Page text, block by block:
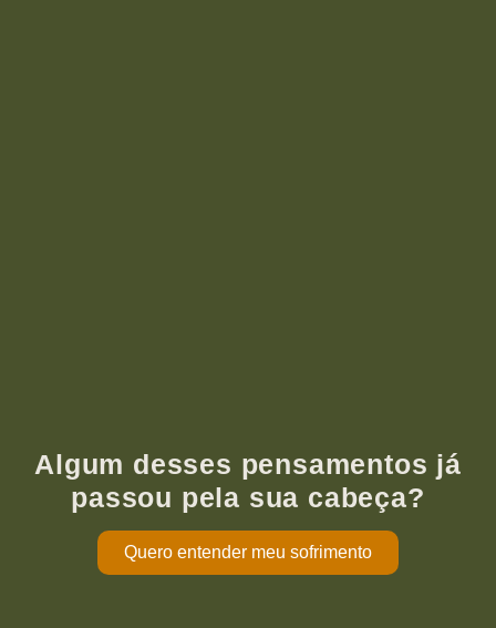
Algum desses pensamentos já
passou pela sua cabeça?
Quero entender meu sofrimento